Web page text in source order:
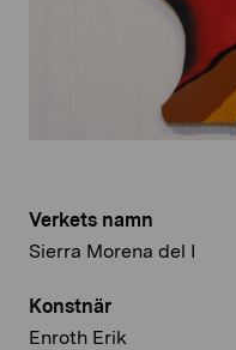
Verkets namn
Sierra Morena del I
Konstnär
Enroth Erik